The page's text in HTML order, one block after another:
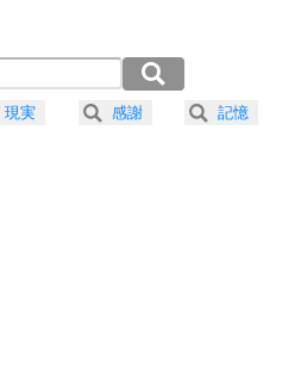
は、怒りを優しさで表現する。
秒）
秒）
秒）
現実 感謝 記憶